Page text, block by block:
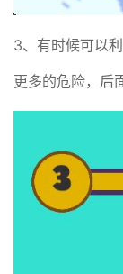
3、有时候可以
更多的危险，后